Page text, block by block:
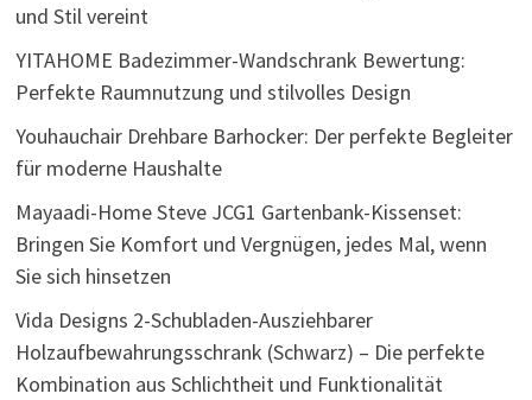
und Stil vereint
YITAHOME Badezimmer-Wandschrank Bewertung:
Perfekte Raumnutzung und stilvolles Design
Youhauchair Drehbare Barhocker: Der perfekte Begleiter
für moderne Haushalte
Mayaadi-Home Steve JCG1 Gartenbank-Kissenset:
Bringen Sie Komfort und Vergnügen, jedes Mal, wenn
Sie sich hinsetzen
Vida Designs 2-Schubladen-Ausziehbarer
Holzaufbewahrungsschrank (Schwarz) – Die perfekte
Kombination aus Schlichtheit und Funktionalität